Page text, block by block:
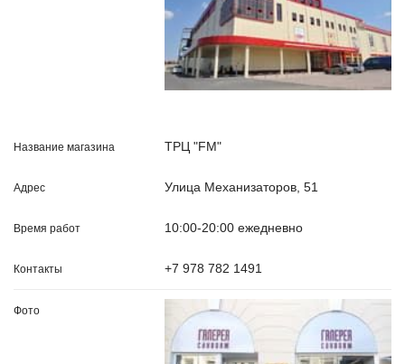
ТРЦ "FM"
Улица Механизаторов, 51
10:00-20:00 ежедневно
+7 978 782 1491